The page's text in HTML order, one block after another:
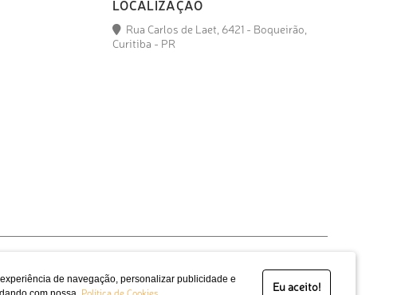
de navegação, personalizar publicidade e
Eu aceito!
LOCALIZAÇÃO
Rua Carlos de Laet, 6421 - Boqueirão,
Curitiba - PR